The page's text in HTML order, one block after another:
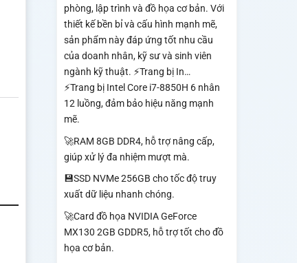
phòng, lập trình và đồ họa cơ bản. Với
thiết kế bền bỉ và cấu hình mạnh mẽ,
sản phẩm này đáp ứng tốt nhu cầu
của doanh nhân, kỹ sư và sinh viên
ngành kỹ thuật. ⚡Trang bị In…
⚡Trang bị Intel Core i7-8850H 6 nhân
12 luồng, đảm bảo hiệu năng mạnh
mẽ.
🚀RAM 8GB DDR4, hỗ trợ nâng cấp,
giúp xử lý đa nhiệm mượt mà.
💾SSD NVMe 256GB cho tốc độ truy
xuất dữ liệu nhanh chóng.
🚀Card đồ họa NVIDIA GeForce
MX130 2GB GDDR5, hỗ trợ tốt cho đồ
họa cơ bản.